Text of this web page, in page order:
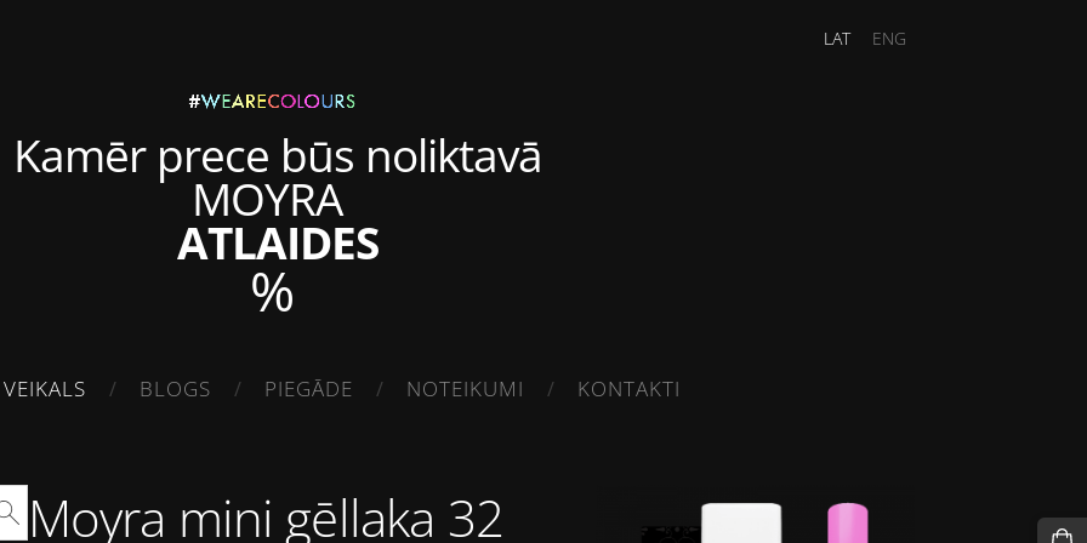
Kamēr prece būs noliktavā
MOYRA
ATLAIDES
%
VEIKALS BLOGS PIEGĀDE NOTEIKUMI KONTAKTI
LAT ENG
Moyra mini gēllaka 32